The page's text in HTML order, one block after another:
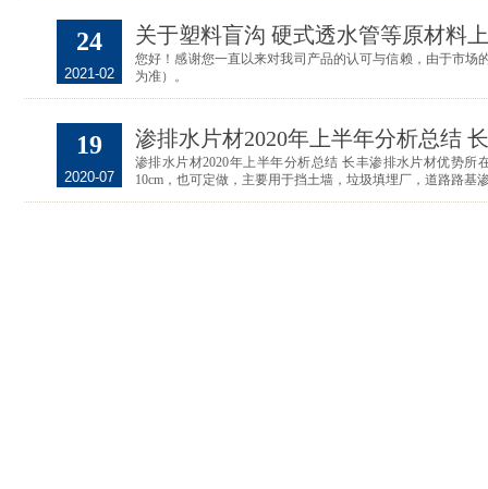
24
2021-02
关于塑料盲沟 硬式透水管等原材料
您好！感谢您一直以来对我司产品的认可与信赖，由于市场
为准）。
19
2020-07
渗排水片材2020年上半年分析总结
渗排水片材2020年上半年分析总结 长丰渗排水片材优势所
10cm，也可定做，主要用于挡土墙，垃圾填埋厂，道路路基